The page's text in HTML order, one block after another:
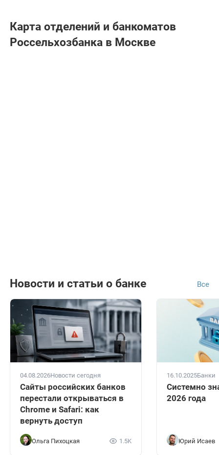
Карта отделений и банкоматов
Россельхозбанкa в Москве
Новости и статьи о банке Все
04.08.2026Новости сегодня
Сайты российских банков
перестали открываться в
Chrome и Safari: как
вернуть доступ
Ольга Пихоцкая 1.5K
16.10.2025Банки
Системно
2026 года
Юрий Исаев